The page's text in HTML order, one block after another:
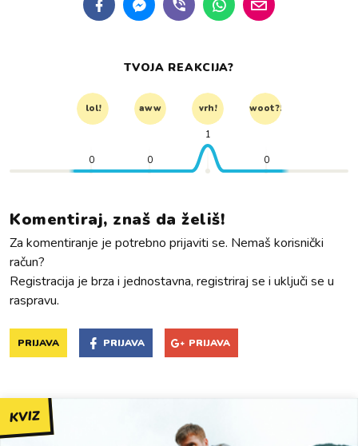
TVOJA REAKCIJA?
lol! aww vrh! woot?!
0 0
1
0
Komentiraj, znaš da želiš!
Za komentiranje je potrebno prijaviti se. Nemaš korisnički
račun?
Registracija je brza i jednostavna, registriraj se i uključi se u
raspravu.
PRIJAVA PRIJAVA PRIJAVA
KVIZ